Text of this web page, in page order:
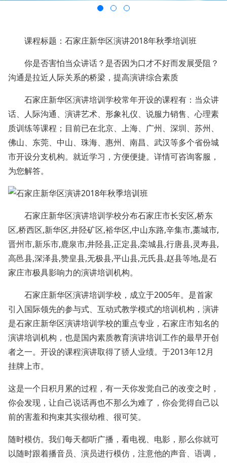
课程标题：石家庄新华区演讲2018年秋季培训班
你是否害怕当众讲话？是否因为口才不好而发展受阻？
沟通是拉近人际关系的桥梁，提高演讲综合素质
石家庄新华区演讲培训学校常年开设的课程有：当众讲
话、人际沟通、演讲艺术、形象礼仪、说服力销售、心理素
质训练等课程；目前已在北京、上海、广州、深圳、苏州、
佛山、东莞、中山、珠海、惠州、南昌、武汉等多个省份城
市开设分支机构。就近学习，方便便捷。详情可咨询客服，
为您解答。
石家庄新华区演讲培训学校分布石家庄市长安区,桥东
区,桥西区,新华区,井陉矿区,裕华区,中山东路,辛集市,藁城市,
晋州市,新乐市,鹿泉市,井陉县,正定县,栾城县,行唐县,灵寿县,
高邑县,深泽县,赞皇县,无极县,平山县,元氏县,赵县等地,是石
家庄市极具影响力的演讲培训机构。
石家庄新华区演讲培训学校，成立于2005年。是首家
引入国际领先的参与式、互动式教学模式的培训机构，演讲
是石家庄新华区演讲培训学校的重点专业，石家庄市知名的
演讲培训机构，也是国内素质教育演讲培训工作的最早开创
者之一。开设的课程演讲取得了骄人业绩。于2013年12月
挂牌上市。
这是一个日积月累的过程，有一天你发觉自己的改变之时，
你会发现，让自己说话再也不那么为难了，你会觉得自己以
前的害羞和拘束其实很幼稚、很可笑。
随时模仿。我们每天都听广播，看电视、电影，那么你就可
以随时跟着播音员、演员进行模仿，注意他的声音、语调，